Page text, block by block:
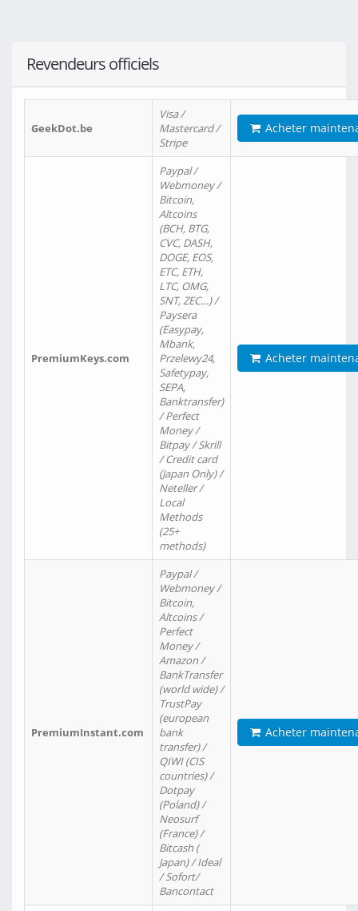
Revendeurs officiels
GeekDot.be
Visa /
Mastercard /
Stripe
Acheter
PremiumKeys.com
Paypal /
Webmoney /
Bitcoin,
Altcoins
(BCH, BTG,
CVC, DASH,
DOGE, EOS,
ETC, ETH,
LTC, OMG,
SNT, ZEC…) /
Paysera
(Easypay,
Mbank,
Przelewy24,
Safetypay,
SEPA,
Banktransfer)
/ Perfect
Money /
Bitpay / Skrill
/ Credit card
(Japan Only) /
Neteller /
Local
Methods
(25+
methods)
Acheter
PremiumInstant.com
Paypal /
Webmoney /
Bitcoin,
Altcoins /
Perfect
Money /
Amazon /
BankTransfer
(world wide) /
TrustPay
(european
bank
transfer) /
QIWI (CIS
countries) /
Dotpay
(Poland) /
Neosurf
(France) /
Bitcash (
Japan) / Ideal
/ Sofort/
Bancontact
Acheter